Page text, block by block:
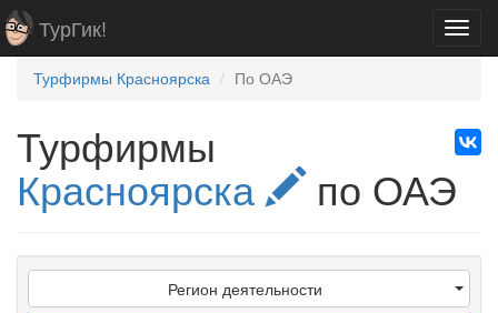
ТурГик!
Турфирмы Красноярска По ОАЭ
Турфирмы
Красноярска по ОАЭ
Регион деятельности